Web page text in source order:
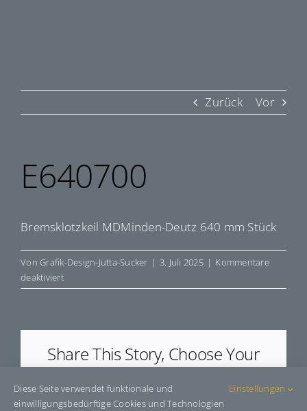
Zurück Vor
E640700
Bremsklotzkeil MDMinden-Deutz 640 mm Stück
VonGrafik-Design-Jutta-Sucker | 3. Juli 2025 | Kommentare
deaktiviertfür
E640700
Share This Story, Choose Your
Platform!
Facebook BlueskyReddit LinkedInWhatsAppTelegram
Diese Seite verwendet funktionale und
einwilligungsbedürftige Cookies und Technologien
Einstellungen